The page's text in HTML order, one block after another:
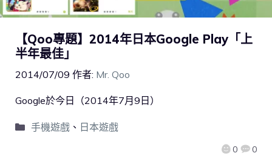
【Qoo專題】2014年日本Google Play「上
半年最佳」
2014/07/09 作者: Mr. Qoo
0 0
Google於今日（2014年7月9日）
手機遊戲、 日本遊戲